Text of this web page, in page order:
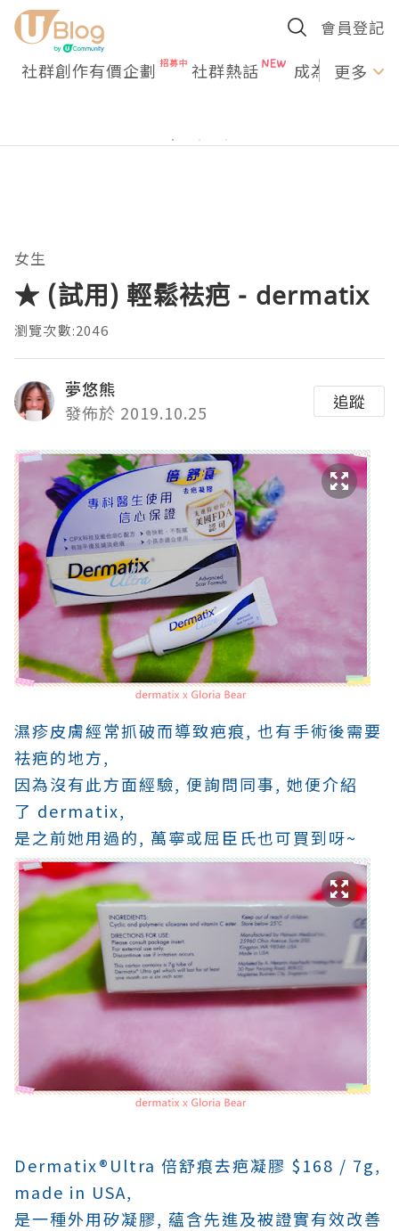
會員登記
社群創作有價企劃 社群熱話 成為U更多
女生
★ (試用) 輕鬆袪疤 - dermatix
瀏覽次數:2046
夢悠熊
發佈於 2019.10.25
追蹤
濕疹皮膚經常抓破而導致疤痕, 也有手術後需要
祛疤的地方,
因為沒有此方面經驗, 便詢問同事, 她便介紹
了 dermatix,
是之前她用過的, 萬寧或屈臣氏也可買到呀~
Dermatix®Ultra 倍舒痕去疤凝膠 $168 / 7g,
made in USA,
是一種外用矽凝膠, 蘊含先進及被證實有效改善